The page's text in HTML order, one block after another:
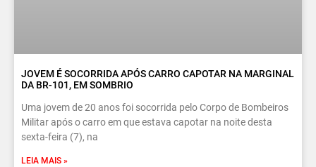
JOVEM É SOCORRIDA APÓS CARRO CAPOTAR NA MARGINAL
DA BR-101, EM SOMBRIO
Uma jovem de 20 anos foi socorrida pelo Corpo de Bombeiros
Militar após o carro em que estava capotar na noite desta
sexta-feira (7), na
LEIA MAIS »